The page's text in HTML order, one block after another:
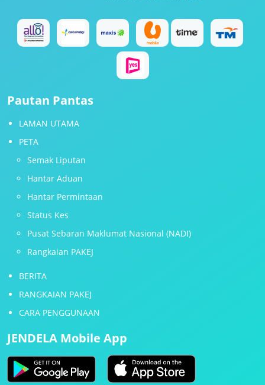
Pautan Pantas
LAMAN UTAMA
PETA
Semak Liputan
Hantar Aduan
Hantar Permintaan
Status Kes
Pusat Sebaran Maklumat Nasional (NADI)
Rangkaian PAKEJ
BERITA
RANGKAIAN PAKEJ
CARA PENGGUNAAN
JENDELA Mobile App